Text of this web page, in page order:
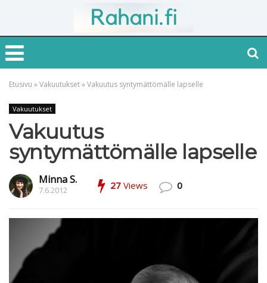
Etusivu »Vakuutukset»Vakuutus syntymättömälle lapselle
Vakuutukset
Vakuutus
syntymättömälle lapselle
Minna S.
7.6.2012 27 Views 0